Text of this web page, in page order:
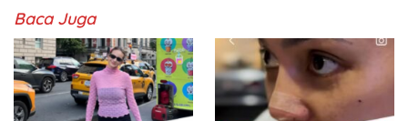
Baca Juga